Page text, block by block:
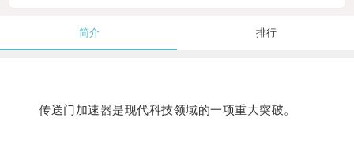
简介 排行
传送门加速器是现代科技领域的一项重大突破。